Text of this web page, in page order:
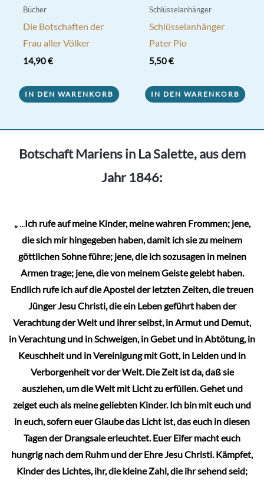
werden
Bücher
Die Botschaften der
Frau aller Völker
14,90€
IN DEN WARENKORB
Schlüsselanhänger
Schlüsselanhänger
Pater Pio
5,50€
IN DEN WARENKORB
Botschaft Mariens in La Salette, aus dem
Jahr 1846:
„...Ich rufe auf meine Kinder, meine wahren Frommen; jene,
die sich mir hingegeben haben, damit ich sie zu meinem
göttlichen Sohne führe; jene, die ich sozusagen in meinen
Armen trage; jene, die von meinem Geiste gelebt haben.
Endlich rufe ich auf die Apostel der letzten Zeiten, die treuen
Jünger Jesu Christi, die ein Leben geführt haben der
Verachtung der Welt und ihrer selbst, in Armut und Demut,
in Verachtung und in Schweigen, in Gebet und in Abtötung, in
Keuschheit und in Vereinigung mit Gott, in Leiden und in
Verborgenheit vor der Welt. Die Zeit ist da, daß sie
ausziehen, um die Welt mit Licht zu erfüllen. Gehet und
zeiget euch als meine geliebten Kinder. Ich bin mit euch und
in euch, sofern euer Glaube das Licht ist, das euch in diesen
Tagen der Drangsale erleuchtet. Euer Eifer macht euch
hungrig nach dem Ruhm und der Ehre Jesu Christi. Kämpfet,
Kinder des Lichtes, ihr, die kleine Zahl, die ihr sehend seid;